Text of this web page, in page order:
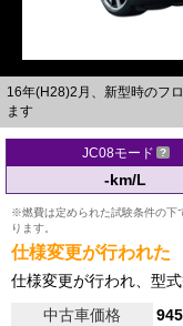
16年(H28)2月、新型時のフ
ます
JC08モード
-km/L
※燃費は定められた試験条件の下
ります。
仕様変更が行われた
仕様変更が行われ、型
中古車価格
945